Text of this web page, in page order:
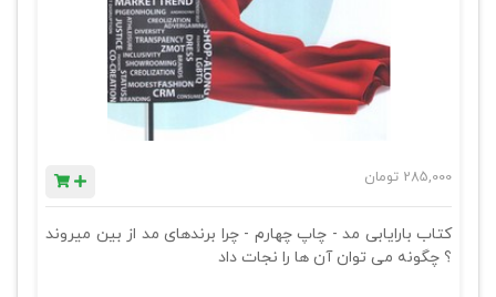
285,000 تومان
کتاب بارایابی مد - چاپ چهارم - چرا برندهای مد از بین میروند
؟ چگونه می توان آن ها را نجات داد